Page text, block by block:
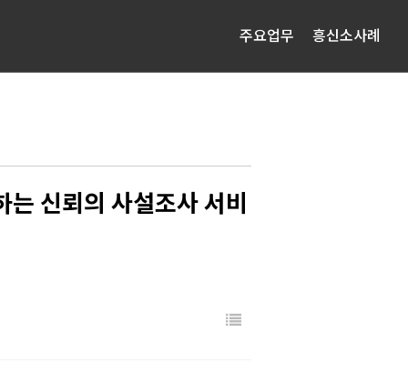
주요업무 흥신소사례
신뢰의 사설조사 서비